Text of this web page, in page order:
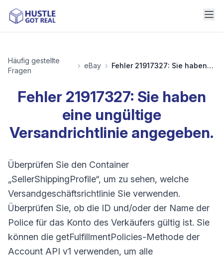
Häufig gestellte
Fragen
› eBay › Fehler 21917327: Sie haben eine ungültige Versandrichtlinie angegeben.
Fehler 21917327: Sie haben
eine ungültige
Versandrichtlinie angegeben.
Überprüfen Sie den Container
„SellerShippingProfile“, um zu sehen, welche
Versandgeschäftsrichtlinie Sie verwenden.
Überprüfen Sie, ob die ID und/oder der Name der
Police für das Konto des Verkäufers gültig ist. Sie
können die getFulfillmentPolicies-Methode der
Account API v1 verwenden, um alle